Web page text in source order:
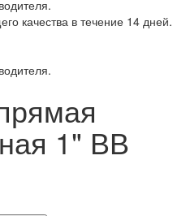
качества в течение 14 дней.
1" ВВ